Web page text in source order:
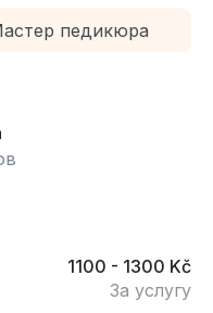
педикюра
1100 - 1300 Kč
За услугу